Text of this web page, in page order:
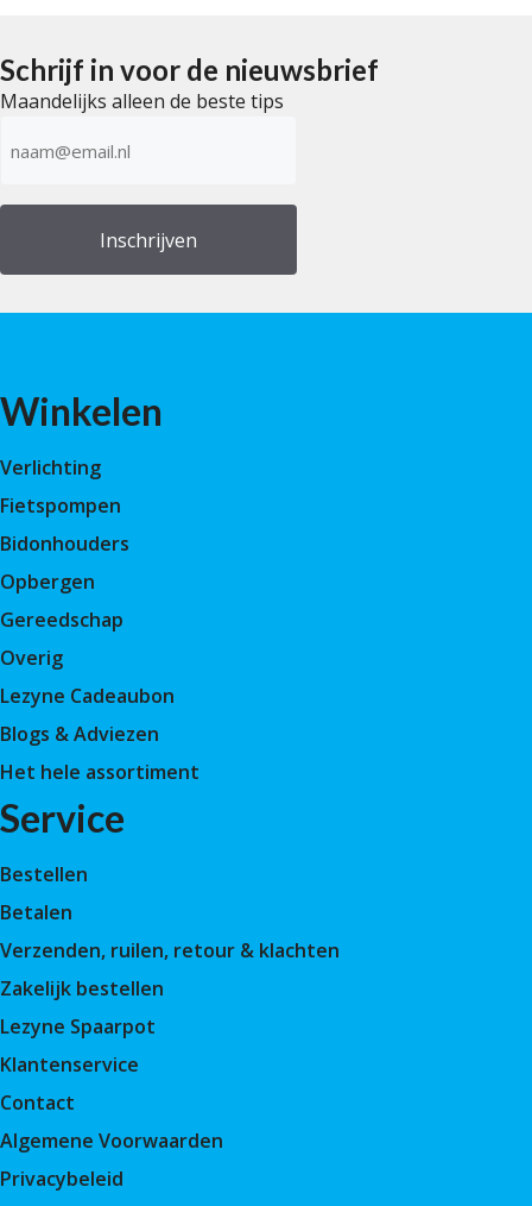
Schrijf in voor de nieuwsbrief
Maandelijks alleen de beste tips
mailadres
Winkelen
Verlichting
Fietspompen
Bidonhouders
Opbergen
Gereedschap
Overig
Lezyne Cadeaubon
Blogs & Adviezen
Het hele assortiment
Service
Bestellen
Betalen
Verzenden, ruilen, retour & klachten
Zakelijk bestellen
Lezyne Spaarpot
Klantenservice
Contact
Algemene Voorwaarden
Privacybeleid